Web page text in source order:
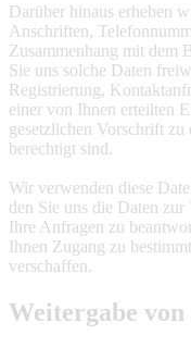
Darüber hinaus erheben
Anschriften,
Zusammenhang mit dem
Sie uns solche Daten
Registrierung,
einer von Ihnen erteilten
gesetzlichen Vorschrift
berechtigt sind.
Wir verwenden diese
den Sie uns die Daten
Ihre Anfragen zu
Ihnen Zugang zu
verschaffen.
Weitergabe von